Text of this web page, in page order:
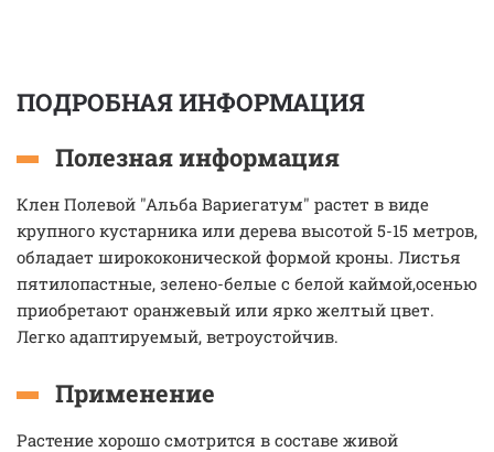
ПОДРОБНАЯ ИНФОРМАЦИЯ
Полезная информация
Клен Полевой "Альба Вариегатум" растет в виде
крупного кустарника или дерева высотой 5-15 метров,
обладает ширококонической формой кроны. Листья
пятилопастные, зелено-белые с белой каймой,осенью
приобретают оранжевый или ярко желтый цвет.
Легко адаптируемый, ветроустойчив.
Применение
Растение хорошо смотрится в составе живой